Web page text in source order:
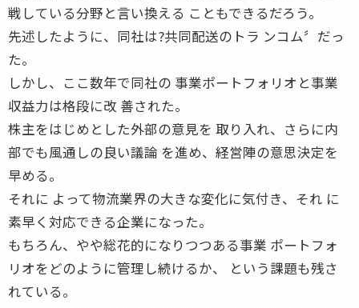
戦している分野と言い換える こともできるだろう。
先述したように、同社は?共同配送のトラ ンコム〞だっ
た。
しかし、ここ数年で同社の 事業ポートフォリオと事業
収益力は格段に改 善された。
株主をはじめとした外部の意見を 取り入れ、さらに内
部でも風通しの良い議論 を進め、経営陣の意思決定を
早める。
それに よって物流業界の大きな変化に気付き、それ に
素早く対応できる企業になった。
もちろん、やや総花的になりつつある事業 ポートフォ
リオをどのように管理し続けるか、 という課題も残さ
れている。